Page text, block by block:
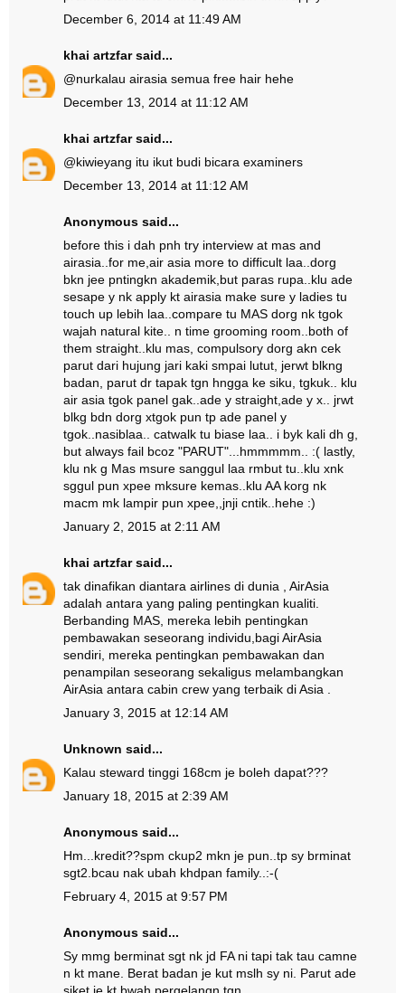
December 6, 2014 at 11:49 AM
khai artzfarsaid...
@nurkalau airasia semua free hair hehe
December 13, 2014 at 11:12 AM
khai artzfarsaid...
@kiwieyang itu ikut budi bicara examiners
December 13, 2014 at 11:12 AM
Anonymous said...
before this i dah pnh try interview at mas and
airasia..for me,air asia more to difficult laa..dorg
bkn jee pntingkn akademik,but paras rupa..klu ade
sesape y nk apply kt airasia make sure y ladies tu
touch up lebih laa..compare tu MAS dorg nk tgok
wajah natural kite.. n time grooming room..both of
them straight..klu mas, compulsory dorg akn cek
parut dari hujung jari kaki smpai lutut, jerwt blkng
badan, parut dr tapak tgn hngga ke siku, tgkuk.. klu
air asia tgok panel gak..ade y straight,ade y x.. jrwt
blkg bdn dorg xtgok pun tp ade panel y
tgok..nasiblaa.. catwalk tu biase laa.. i byk kali dh g,
but always fail bcoz "PARUT"...hmmmmm.. :( lastly,
klu nk g Mas msure sanggul laa rmbut tu..klu xnk
sggul pun xpee mksure kemas..klu AA korg nk
macm mk lampir pun xpee,,jnji cntik..hehe :)
January 2, 2015 at 2:11 AM
khai artzfarsaid...
tak dinafikan diantara airlines di dunia , AirAsia
adalah antara yang paling pentingkan kualiti.
Berbanding MAS, mereka lebih pentingkan
pembawakan seseorang individu,bagi AirAsia
sendiri, mereka pentingkan pembawakan dan
penampilan seseorang sekaligus melambangkan
AirAsia antara cabin crew yang terbaik di Asia .
January 3, 2015 at 12:14 AM
Unknown said...
Kalau steward tinggi 168cm je boleh dapat???
January 18, 2015 at 2:39 AM
Anonymous said...
Hm...kredit??spm ckup2 mkn je pun..tp sy brminat
sgt2.bcau nak ubah khdpan family..:-(
February 4, 2015 at 9:57 PM
Anonymous said...
Sy mmg berminat sgt nk jd FA ni tapi tak tau camne
n kt mane. Berat badan je kut mslh sy ni. Parut ade